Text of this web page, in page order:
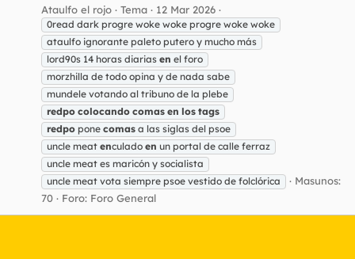
Ataulfo el rojo Tema 12 Mar 2026
0read dark progre woke woke progre woke woke
ataulfo ignorante paleto putero y mucho más
lord90s 14 horas diarias en el foro
morzhilla de todo opina y de nada sabe
mundele votando al tribuno de la plebe
redpo colocando comas en los tags
redpo pone comas a las siglas del psoe
uncle meat enculado en un portal de calle ferraz
uncle meat es maricón y socialista
uncle meat vota siempre psoe vestido de folclórica
Masunos:
70
Foro: Foro General